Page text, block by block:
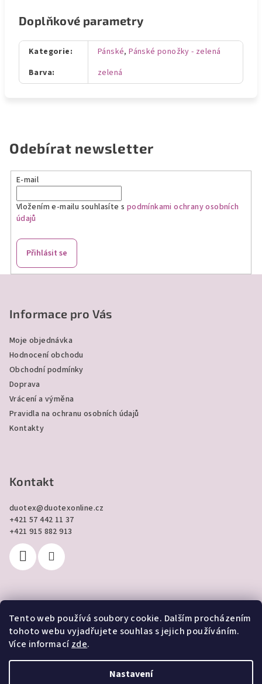
Tento web používá soubory cookie. Dalším procházením
tohoto webu vyjadřujete souhlas s jejich používáním.
Více informacízde.
Nastavení
Doplňkové parametry
Kategorie: Pánské,Pánské ponožky - zelená
Barva: zelená
Odebírat newsletter
E-mail
Vložením e-mailu souhlasíte s podmínkami ochrany osobních
údajů
Přihlásit se
Informace pro Vás
Moje objednávka
Hodnocení obchodu
Obchodní podmínky
Doprava
Vrácení a výměna
Pravidla na ochranu osobních údajů
Kontakty
Kontakt
duotex@duotexonline.cz
+421 57 442 11 37
+421 915 882 913
Přijímáme online platby